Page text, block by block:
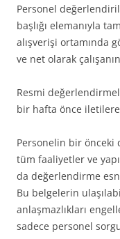
Personel
başlığı elemanıyla
alışverişi ortamında
ve net olarak
Resmi
bir hafta önce
Personelin bir önceki
tüm faaliyetler ve
da değerlendirme
Bu belgelerin
anlaşmazlıkları
sadece personel